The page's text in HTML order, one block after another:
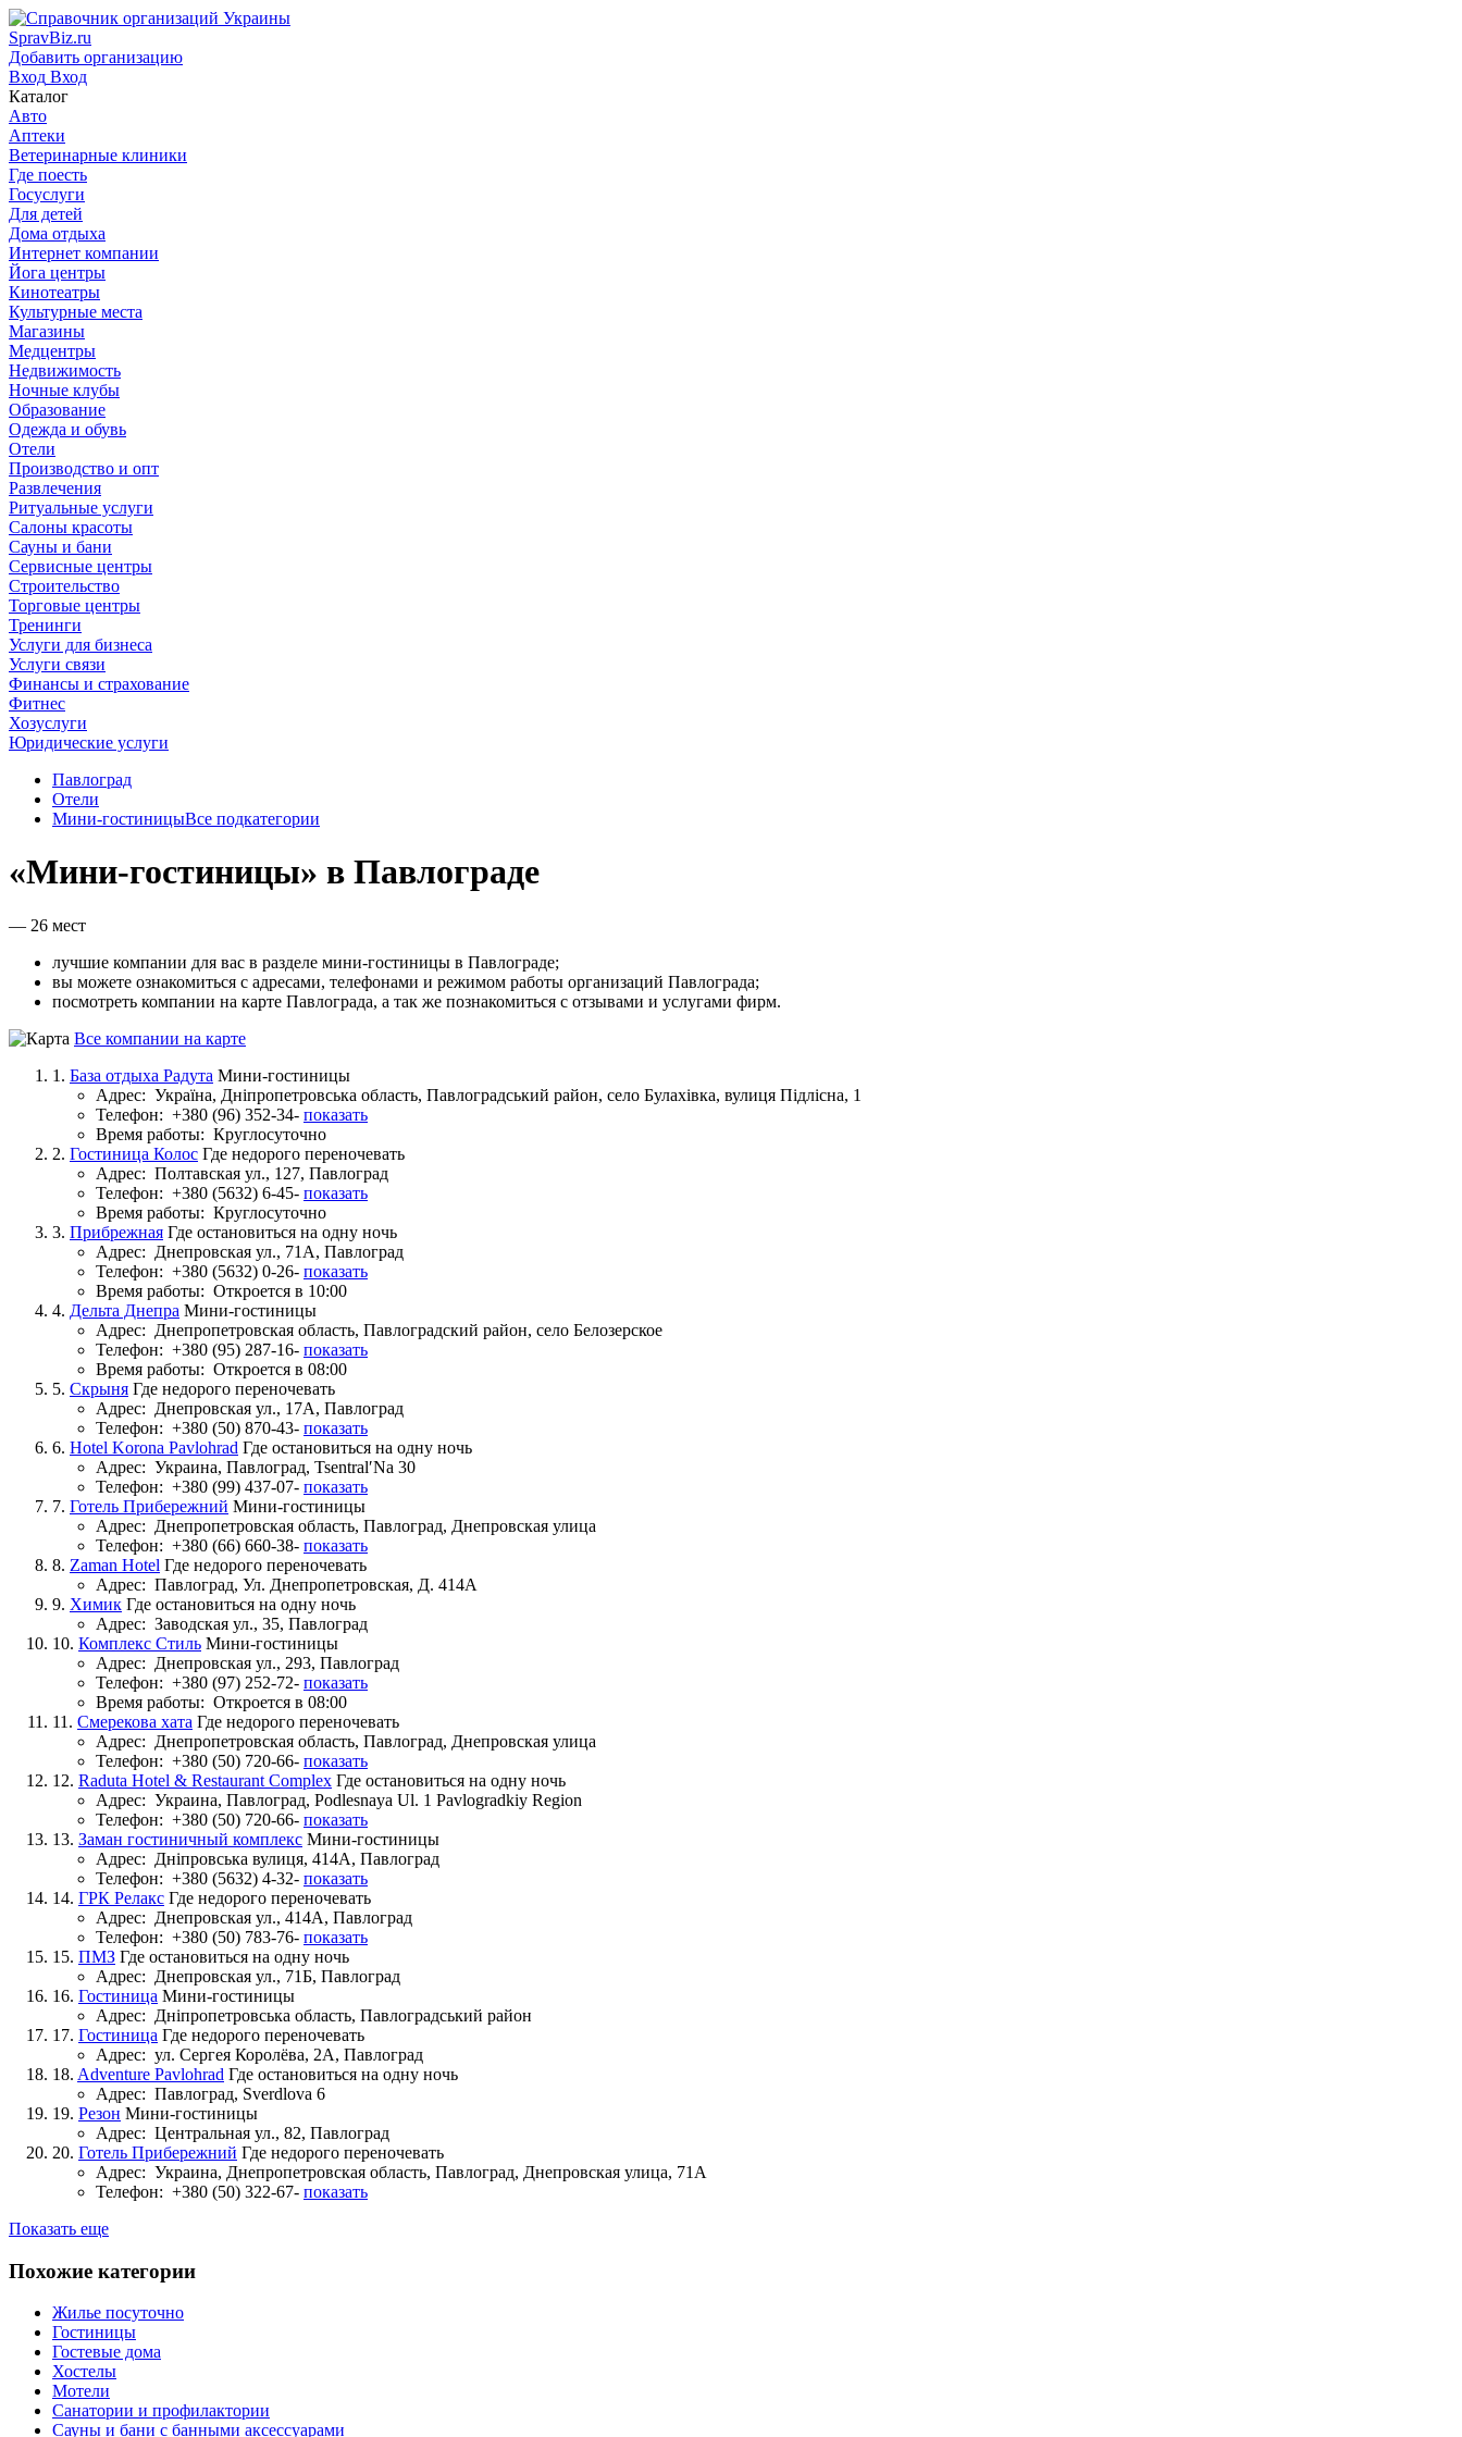
SpravBiz.ru
Добавить организацию
Вход Вход
Каталог
Авто
Аптеки
Ветеринарные клиники
Где поесть
Госуслуги
Для детей
Дома отдыха
Интернет компании
Йога центры
Кинотеатры
Культурные места
Магазины
Медцентры
Недвижимость
Ночные клубы
Образование
Одежда и обувь
Отели
Производство и опт
Развлечения
Ритуальные услуги
Салоны красоты
Сауны и бани
Сервисные центры
Строительство
Торговые центры
Тренинги
Услуги для бизнеса
Услуги связи
Финансы и страхование
Фитнес
Хозуслуги
Юридические услуги
Павлоград
Отели
Мини-гостиницыВсе подкатегории
«Мини-гостиницы» в Павлограде
— 26 мест
лучшие компании для вас в разделе мини-гостиницы в Павлограде;
вы можете ознакомиться с адресами, телефонами и режимом работы организаций Павлограда;
посмотреть компании на карте Павлограда, а так же познакомиться с отзывами и услугами фирм.
Все компании на карте
1. База отдыха Радута Мини-гостиницы
Адрес: Україна, Дніпропетровська область, Павлоградський район, село Булахівка, вулиця Підлісна, 1
Телефон: +380 (96) 352-34- показать
Время работы: Круглосуточно
2. Гостиница Колос Где недорого переночевать
Адрес: Полтавская ул., 127, Павлоград
Телефон: +380 (5632) 6-45- показать
Время работы: Круглосуточно
3. Прибрежная Где остановиться на одну ночь
Адрес: Днепровская ул., 71А, Павлоград
Телефон: +380 (5632) 0-26- показать
Время работы: Откроется в 10:00
4. Дельта Днепра Мини-гостиницы
Адрес: Днепропетровская область, Павлоградский район, село Белозерское
Телефон: +380 (95) 287-16- показать
Время работы: Откроется в 08:00
5. Скрыня Где недорого переночевать
Адрес: Днепровская ул., 17А, Павлоград
Телефон: +380 (50) 870-43- показать
6. Hotel Korona Pavlohrad Где остановиться на одну ночь
Адрес: Украина, Павлоград, TsentralʹNa 30
Телефон: +380 (99) 437-07- показать
7. Готель Прибережний Мини-гостиницы
Адрес: Днепропетровская область, Павлоград, Днепровская улица
Телефон: +380 (66) 660-38- показать
8. Zaman Hotel Где недорого переночевать
Адрес: Павлоград, Ул. Днепропетровская, Д. 414А
9. Химик Где остановиться на одну ночь
Адрес: Заводская ул., 35, Павлоград
10. Комплекс Стиль Мини-гостиницы
Адрес: Днепровская ул., 293, Павлоград
Телефон: +380 (97) 252-72- показать
Время работы: Откроется в 08:00
11. Смерекова хата Где недорого переночевать
Адрес: Днепропетровская область, Павлоград, Днепровская улица
Телефон: +380 (50) 720-66- показать
12. Raduta Hotel & Restaurant Complex Где остановиться на одну ночь
Адрес: Украина, Павлоград, Podlesnaya Ul. 1 Pavlogradkiy Region
Телефон: +380 (50) 720-66- показать
13. Заман гостиничный комплекс Мини-гостиницы
Адрес: Дніпровська вулиця, 414А, Павлоград
Телефон: +380 (5632) 4-32- показать
14. ГРК Релакс Где недорого переночевать
Адрес: Днепровская ул., 414А, Павлоград
Телефон: +380 (50) 783-76- показать
15. ПМЗ Где остановиться на одну ночь
Адрес: Днепровская ул., 71Б, Павлоград
16. Гостиница Мини-гостиницы
Адрес: Дніпропетровська область, Павлоградський район
17. Гостиница Где недорого переночевать
Адрес: ул. Сергея Королёва, 2А, Павлоград
18. Adventure Pavlohrad Где остановиться на одну ночь
Адрес: Павлоград, Sverdlova 6
19. Резон Мини-гостиницы
Адрес: Центральная ул., 82, Павлоград
20. Готель Прибережний Где недорого переночевать
Адрес: Украина, Днепропетровская область, Павлоград, Днепровская улица, 71А
Телефон: +380 (50) 322-67- показать
Показать еще
Похожие категории
Жилье посуточно
Гостиницы
Гостевые дома
Хостелы
Мотели
Санатории и профилактории
Сауны и бани с банными аксессуарами